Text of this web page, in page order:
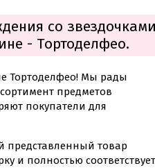
со
- Тортоделфео.
Тортоделфео! Мы рады
предметов
покупатели для
представленный товар
и полностью соответствует